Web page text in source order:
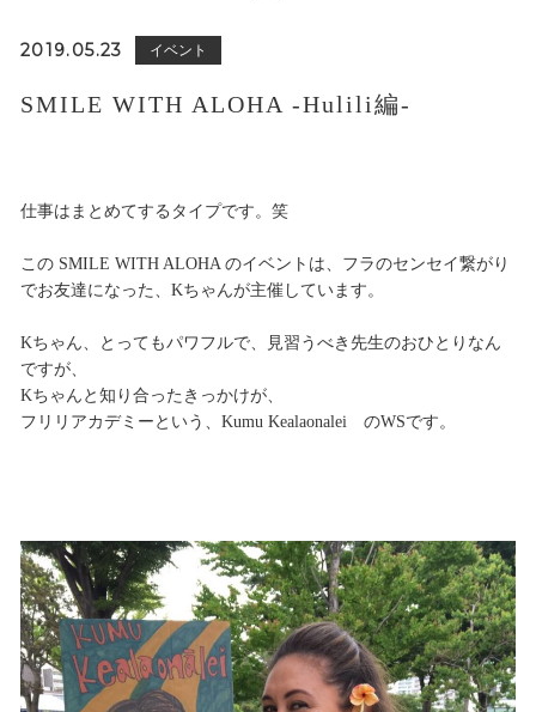
2019.05.23 イベント
SMILE WITH ALOHA -Hulili編-
仕事はまとめてするタイプです。笑
この SMILE WITH ALOHA のイベントは、フラのセンセイ繋がり
でお友達になった、Kちゃんが主催しています。
Kちゃん、とってもパワフルで、見習うべき先生のおひとりなん
ですが、
Kちゃんと知り合ったきっかけが、
フリリアカデミーという、Kumu Kealaonalei のWSです。